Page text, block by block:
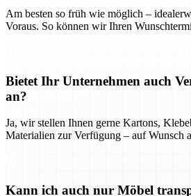
Am besten so früh wie möglich –
Voraus. So können wir Ihren
Bietet Ihr Unternehmen auch
an?
Ja, wir stellen Ihnen gerne Kartons,
Materialien zur Verfügung – auf Wunsch
Kann ich auch nur Möbel